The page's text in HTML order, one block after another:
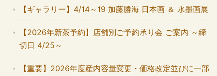
【ギャラリー】4/14～19 加藤勝海 日本画 ＆ 水墨画展
【2026年新茶予約】店舗別ご予約承り会 ご案内 ～締
切日 4/25～
【重要】2026年度産内容量変更・価格改定並びに一部